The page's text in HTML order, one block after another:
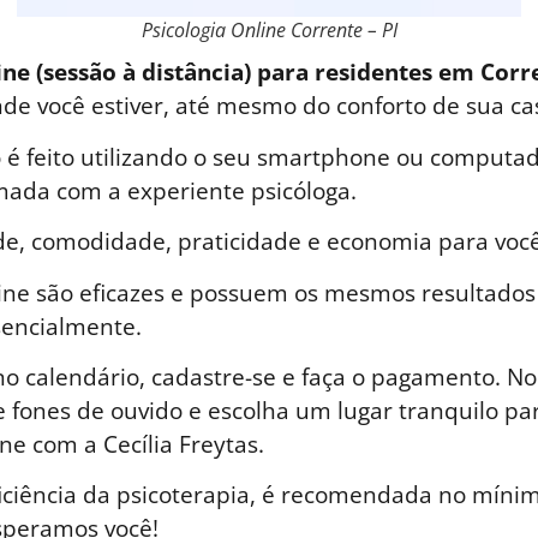
Psicologia Online Corrente – PI
(sessão à distância) para residentes em
você estiver, até mesmo do conforto de sua
feito utilizando o seu smartphone ou
com a experiente psicóloga.
comodidade, praticidade e economia para
são eficazes e possuem os mesmos
calendário, cadastre-se e faça o pagamento.
fones de ouvido e escolha um lugar tranquilo
com a Cecília Freytas.
da psicoterapia, é recomendada no
você!